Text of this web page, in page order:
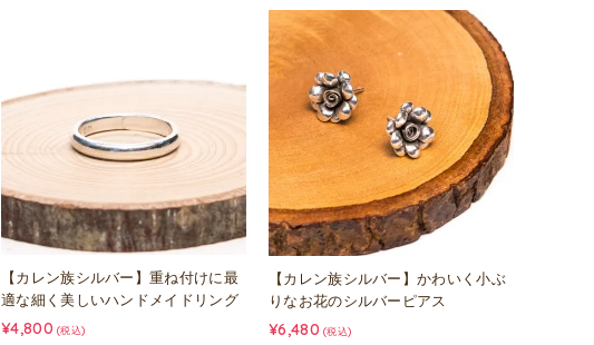
【カレン族シルバー】重ね付けに最
適な細く美しいハンドメイドリング
¥4,800 (税込)
【カレン族シルバー】かわいく小ぶ
りなお花のシルバーピアス
¥6,480 (税込)